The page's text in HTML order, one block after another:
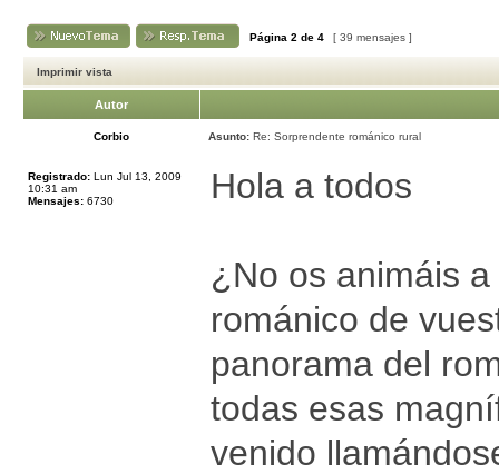
Página 2 de 4 [ 39 mensajes ]
Imprimir vista
Autor
Corbio Asunto: Re: Sorprendente románico rural
Registrado: Lun Jul 13, 2009
10:31 am
Mensajes: 6730 Hola a todos
¿No os animáis
románico de
panorama del
todas esas
venido